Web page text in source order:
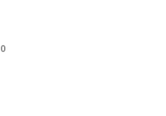
0